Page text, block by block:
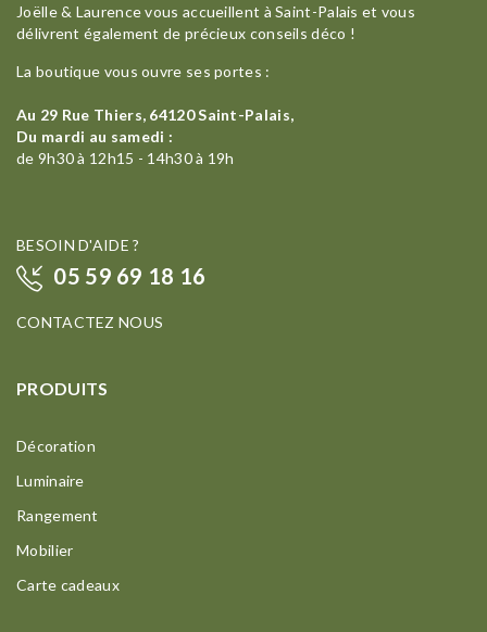
Joëlle & Laurence vous accueillent à Saint-Palais et vous
délivrent également de précieux conseils déco !
La boutique vous ouvre ses portes :
Au 29 Rue Thiers, 64120 Saint-Palais,
Du mardi au samedi :
de 9h30 à 12h15 - 14h30 à 19h
BESOIN D'AIDE ?
05 59 69 18 16
CONTACTEZ NOUS
PRODUITS
Décoration
Luminaire
Rangement
Mobilier
Carte cadeaux